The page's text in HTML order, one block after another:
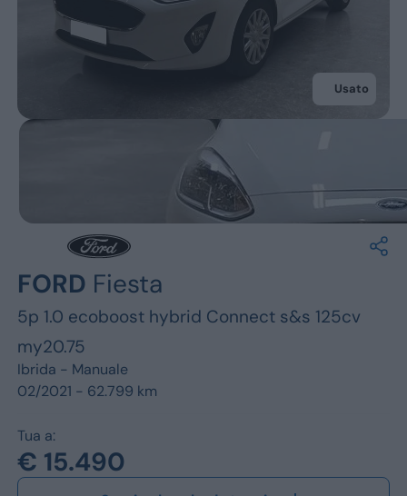
Fiat
Jeep
Dacia
Renault
Vedi tutti i marchi
Usato
FORD Fiesta
5p 1.0 ecoboost hybrid Connect s&s 125cv
my20.75
Ibrida - Manuale
02/2021 - 62.799 km
Tua a:
€ 15.490